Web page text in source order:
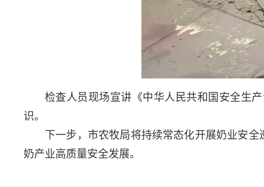
检查人员现场宣讲《中华人民共和国安全生
识。
下一步，市农牧局将持续常态化开展奶业安
奶产业高质量安全发展。